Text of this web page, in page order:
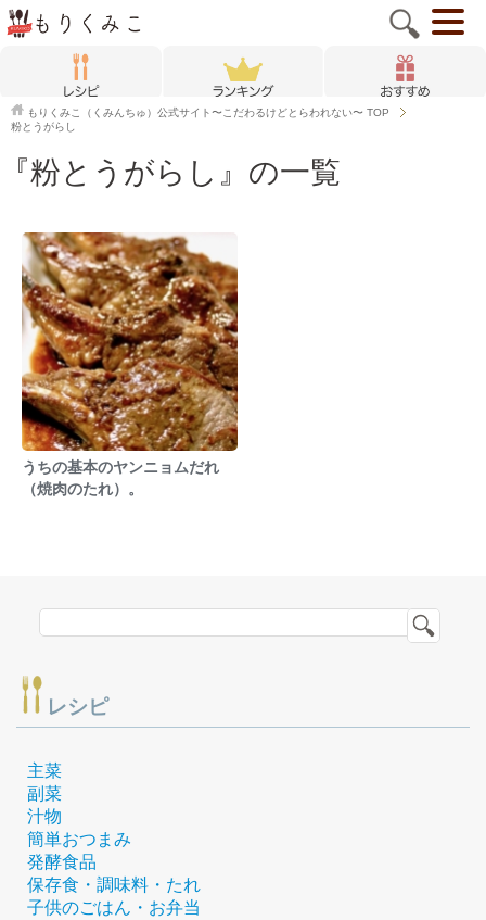
もりくみこ（くみんちゅ）公式サイト〜こだわるけどとらわれない〜 TOP
粉とうがらし
『粉とうがらし』の一覧
うちの基本のヤンニョムだれ
（焼肉のたれ）。
レシピ
主菜
副菜
汁物
簡単おつまみ
発酵食品
保存食・調味料・たれ
子供のごはん・お弁当